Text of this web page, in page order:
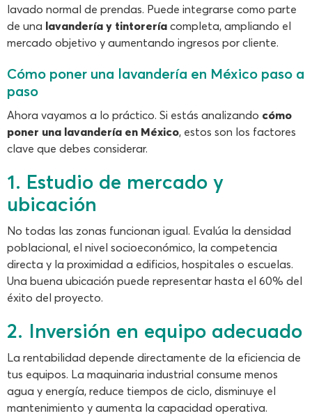
lavado normal de prendas. Puede integrarse como parte
de una lavandería y tintorería completa, ampliando el
mercado objetivo y aumentando ingresos por cliente.
Cómo poner una lavandería en México paso a
paso
Ahora vayamos a lo práctico. Si estás analizando cómo
poner una lavandería en México, estos son los factores
clave que debes considerar.
1. Estudio de mercado y
ubicación
No todas las zonas funcionan igual. Evalúa la densidad
poblacional, el nivel socioeconómico, la competencia
directa y la proximidad a edificios, hospitales o escuelas.
Una buena ubicación puede representar hasta el 60% del
éxito del proyecto.
2. Inversión en equipo adecuado
La rentabilidad depende directamente de la eficiencia de
tus equipos. La maquinaria industrial consume menos
agua y energía, reduce tiempos de ciclo, disminuye el
mantenimiento y aumenta la capacidad operativa.